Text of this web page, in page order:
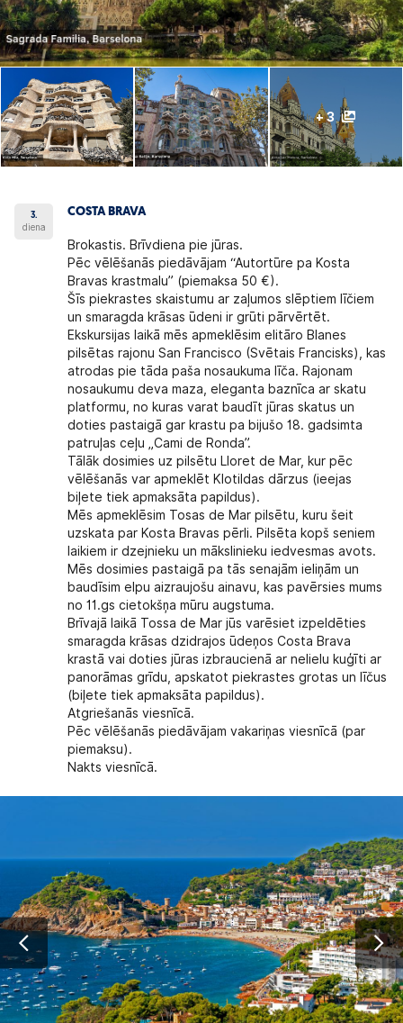
+ 3
3.
diena
COSTA BRAVA
Brokastis. Brīvdiena pie jūras.
Pēc vēlēšanās piedāvājam“Autortūre pa Kosta
Bravas krastmalu” (piemaksa 50 €).
Šīs piekrastes skaistumu ar zaļumos slēptiem līčiem
un smaragda krāsas ūdeni ir grūti pārvērtēt.
Ekskursijas laikā mēs apmeklēsim elitāro Blanes
pilsētas rajonu San Francisco (Svētais Francisks), kas
atrodas pie tāda paša nosaukuma līča. Rajonam
nosaukumu deva maza, eleganta baznīca ar skatu
platformu, no kuras varat baudīt jūras skatus un
doties pastaigā gar krastu pa bijušo 18. gadsimta
patruļas ceļu „Cami de Ronda”.
Tālāk dosimies uz pilsētu Lloret de Mar, kur pēc
vēlēšanās var apmeklēt Klotildas dārzus (ieejas
biļete tiek apmaksāta papildus).
Mēs apmeklēsim Tosas de Mar pilsētu, kuru šeit
uzskata par Kosta Bravas pērli. Pilsēta kopš seniem
laikiem ir dzejnieku un mākslinieku iedvesmas avots.
Mēs dosimies pastaigā pa tās senajām ieliņām un
baudīsim elpu aizraujošu ainavu, kas pavērsies mums
no 11.gs cietokšņa mūru augstuma.
Brīvajā laikā Tossa de Mar jūs varēsiet izpeldēties
smaragda krāsas dzidrajos ūdeņos Costa Brava
krastā vai doties jūras izbraucienā ar nelielu kuģīti ar
panorāmas grīdu, apskatot piekrastes grotas un līčus
(biļete tiek apmaksāta papildus).
Atgriešanās viesnīcā.
Pēc vēlēšanās piedāvājam vakariņas viesnīcā (par
piemaksu).
Nakts viesnīcā.